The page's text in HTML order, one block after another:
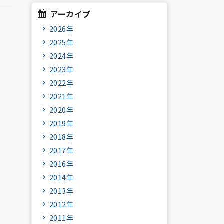
アーカイブ
2026年
2025年
2024年
2023年
2022年
2021年
2020年
2019年
2018年
2017年
2016年
2014年
2013年
2012年
2011年